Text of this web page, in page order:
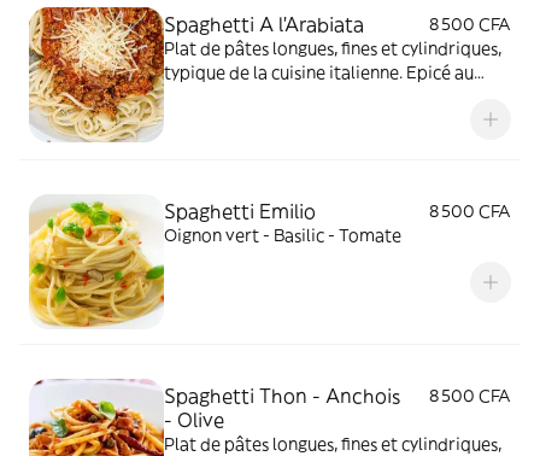
Spaghetti A l'Arabiata
8 500 CFA
Plat de pâtes longues, fines et cylindriques,
typique de la cuisine italienne. Epicé au
Spaghetti Emilio
8 500 CFA
Oignon vert - Basilic - Tomate
Spaghetti Thon - Anchois
- Olive
8 500 CFA
Plat de pâtes longues, fines et cylindriques,